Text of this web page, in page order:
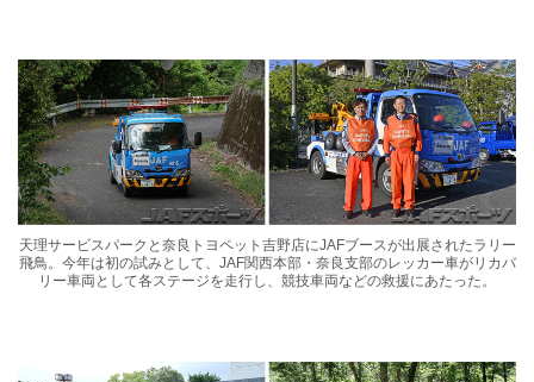
天理サービスパークと奈良トヨペット吉野店にJAFブースが出展されたラリー
飛鳥。今年は初の試みとして、JAF関西本部・奈良支部のレッカー車がリカバ
リー車両として各ステージを走行し、競技車両などの救援にあたった。